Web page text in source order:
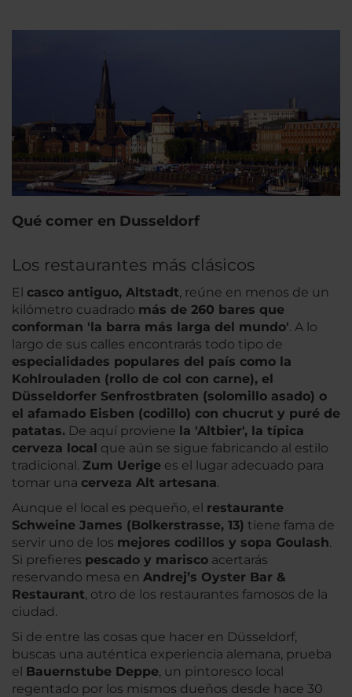
Qué comer en Dusseldorf
Los restaurantes más clásicos
El casco antiguo, Altstadt, reúne en menos de un
kilómetro cuadrado más de 260 bares que
conforman 'la barra más larga del mundo'. A lo
largo de sus calles encontrarás todo tipo de
especialidades populares del país como la
Kohlrouladen (rollo de col con carne), el
Düsseldorfer Senfrostbraten (solomillo asado) o
el afamado Eisben (codillo) con chucrut y puré de
patatas. De aquí proviene la 'Altbier', la típica
cerveza local que aún se sigue fabricando al estilo
tradicional. Zum Uerige es el lugar adecuado para
tomar una cerveza Alt artesana.
Aunque el local es pequeño, el restaurante
Schweine James (Bolkerstrasse, 13) tiene fama de
servir uno de los mejores codillos y sopa Goulash.
Si prefieres pescado y marisco acertarás
reservando mesa en Andrej’s Oyster Bar &
Restaurant, otro de los restaurantes famosos de la
ciudad.
Si de entre las cosas que hacer en Düsseldorf,
buscas una auténtica experiencia alemana, prueba
el Bauernstube Deppe, un pintoresco local
regentado por los mismos dueños desde hace 30